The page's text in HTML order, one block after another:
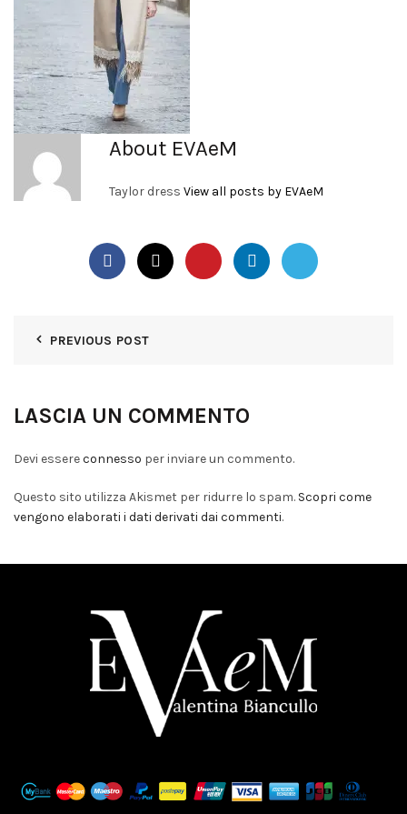
About EVAeM
Taylor dress View all posts by EVAeM
PREVIOUS POST
LASCIA UN COMMENTO
Devi essereconnesso per inviare un commento.
Questo sito utilizza Akismet per ridurre lo spam. Scopri come
vengono elaborati i dati derivati dai commenti.